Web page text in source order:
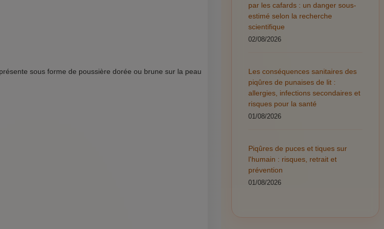
sous forme de poussière dorée ou brune sur la peau
par les cafards : un danger sous-
estimé selon la recherche
scientifique
02/08/2026
Les conséquences sanitaires des
piqûres de punaises de lit :
allergies, infections secondaires et
risques pour la santé
01/08/2026
Piqûres de puces et tiques sur
l'humain : risques, retrait et
prévention
01/08/2026